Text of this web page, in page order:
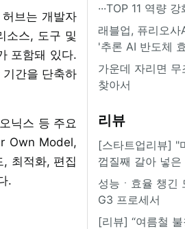
브는 개발자
소스, 도구 및
포함돼 있다.
간을 단축하
닉스 등 주요
Own Model,
, 최적화, 편집
.
···TOP 11 역량
래블업, 퓨리오사
'추론 AI 반도체
가운데 자리면
찾아서
리뷰
[스타트업리뷰] "
껍질째 갈아 넣
성능ㆍ효율 챙긴
G3 프로세서
[리뷰] “여름철